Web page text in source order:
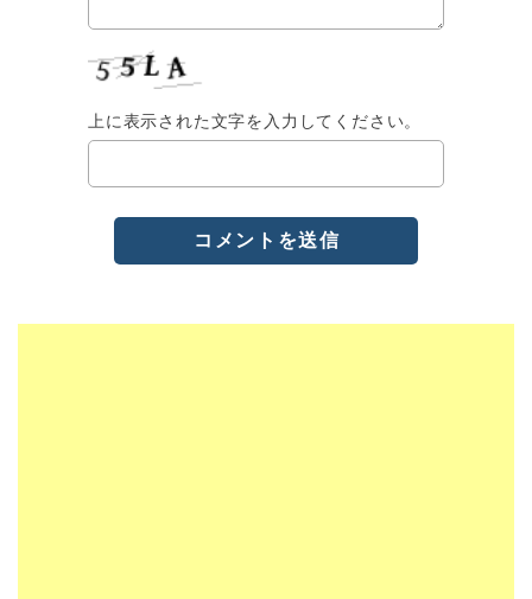
上に表示された文字を入力してください。